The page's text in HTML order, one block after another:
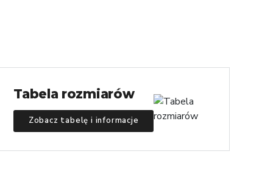
Tabela rozmiarów
Zobacz tabelę i informacje